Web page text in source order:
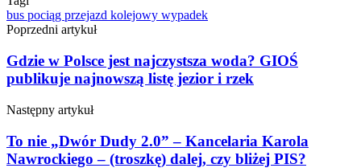
bus pociąg przejazd kolejowy wypadek
Poprzedni artykuł
Gdzie w Polsce jest najczystsza woda? GIOŚ
publikuje najnowszą listę jezior i rzek
Następny artykuł
To nie „Dwór Dudy 2.0” – Kancelaria Karola
Nawrockiego – (troszkę) dalej, czy bliżej PIS?